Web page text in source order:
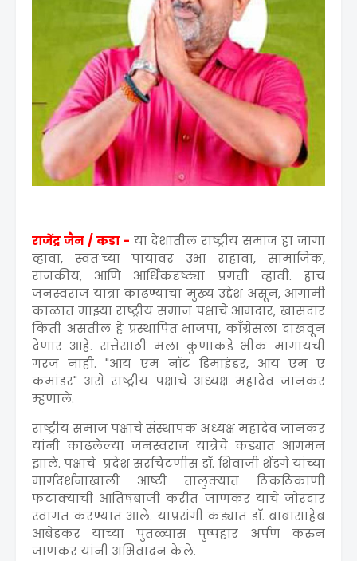
राजेंद्र जैन / कडा - या देशातील राष्ट्रीय समाज हा जागा
व्हावा, स्वतःच्या पायावर उभा राहावा, सामाजिक,
राजकीय, आणि आर्थिकदृष्ट्या प्रगती व्हावी. हाच
जनस्वराज यात्रा काढण्याचा मुख्य उद्देश असून, आगामी
काळात माझ्या राष्ट्रीय समाज पक्षाचे आमदार, खासदार
किती असतील हे प्रस्थापित भाजपा, काँग्रेसला दाखवून
देणार आहे. सत्तेसाठी मला कुणाकडे भीक मागायची
गरज नाही. "आय एम नॉट डिमाइंडर, आय एम ए
कमांडर" असे राष्ट्रीय पक्षाचे अध्यक्ष महादेव जानकर
म्हणाले.
राष्ट्रीय समाज पक्षाचे संस्थापक अध्यक्ष महादेव जानकर
यांनी काढलेल्या जनस्वराज यात्रेचे कड्यात आगमन
झाले. पक्षाचे प्रदेश सरचिटणीस डॉ. शिवाजी शेंडगे यांच्या
मार्गदर्शनाखाली आष्टी तालुक्यात ठिकठिकाणी
फटाक्यांची आतिषबाजी करीत जाणकर यांचे जोरदार
स्वागत करण्यात आले. याप्रसंगी कड्यात डाॅ. बाबासाहेब
आंबेडकर यांच्या पुतळ्यास पुष्पहार अर्पण करुन
जाणकर यांनी अभिवादन केले.